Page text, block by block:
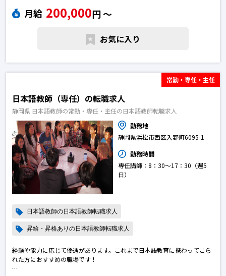
月給 200,000円 〜
お気に入り
常勤・専任・主任
日本語教師（専任）の転職求人
静岡県 日本語教師の常勤・専任・主任の日本語教師転職求人
勤務地
静岡県浜松市西区入野町6095-1
勤務時間
専任講師：8：30～17：30（週5
日）
日本語教師の日本語教師転職求人
昇給・昇格ありの日本語教師転職求人
経験や能力に応じて優遇があります。これまで日本語教育に携わってこら
れた方におすすめの職場です！